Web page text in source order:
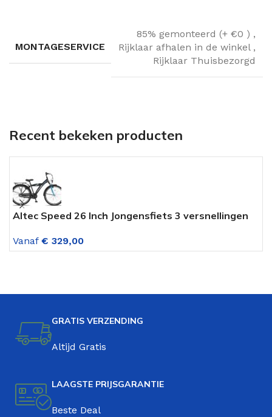
MONTAGESERVICE
85% gemonteerd (+ €0 ) ,
Rijklaar afhalen in de winkel ,
Rijklaar Thuisbezorgd
Recent bekeken producten
Altec Speed 26 Inch Jongensfiets 3 versnellingen
Vanaf € 329,00
GRATIS VERZENDING
Altijd Gratis
LAAGSTE PRIJSGARANTIE
Beste Deal